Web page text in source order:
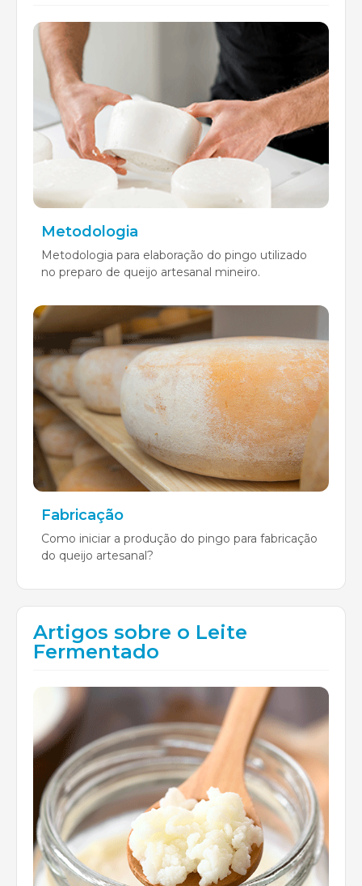
Metodologia
Metodologia para elaboração do pingo utilizado
no preparo de queijo artesanal mineiro.
Fabricação
Como iniciar a produção do pingo para fabricação
do queijo artesanal?
Artigos sobre o Leite
Fermentado